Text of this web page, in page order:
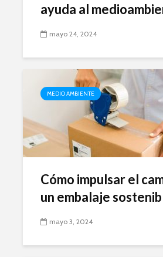
ayuda al
mayo 24, 2024
MEDIO AMBIENTE
Cómo impulsar el
un embalaje
mayo 3, 2024